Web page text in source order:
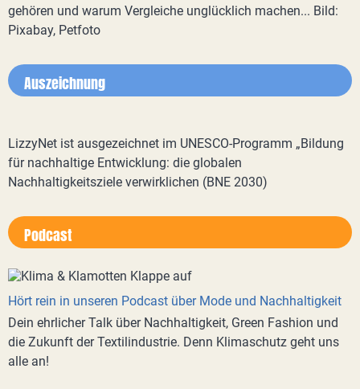
gehören und warum Vergleiche unglücklich machen... Bild:
Pixabay, Petfoto
Auszeichnung
LizzyNet ist ausgezeichnet im UNESCO-Programm „Bildung
für nachhaltige Entwicklung: die globalen
Nachhaltigkeitsziele verwirklichen (BNE 2030)
Podcast
Hört rein in unseren Podcast über Mode und Nachhaltigkeit
Dein ehrlicher Talk über Nachhaltigkeit, Green Fashion und
die Zukunft der Textilindustrie. Denn Klimaschutz geht uns
alle an!